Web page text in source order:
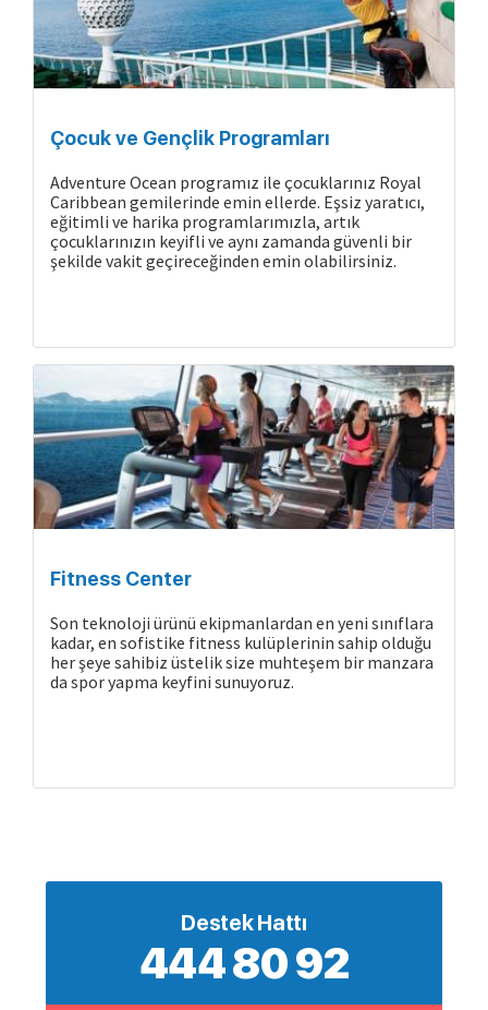
Gemide Yaşam
Çocuk ve Gençlik Programları
Adventure Ocean programız ile çocuklarınız Royal
Caribbean gemilerinde emin ellerde. Eşsiz yaratıcı,
eğitimli ve harika programlarımızla, artık
çocuklarınızın keyifli ve aynı zamanda güvenli bir
şekilde vakit geçireceğinden emin olabilirsiniz.
Fitness Center
Son teknoloji ürünü ekipmanlardan en yeni sınıflara
kadar, en sofistike fitness kulüplerinin sahip olduğu
her şeye sahibiz üstelik size muhteşem bir manzara
da spor yapma keyfini sunuyoruz.
Destek Hattı
444 80 92